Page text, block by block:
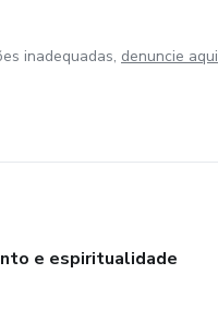
inadequadas, denuncie aqui
e espiritualidade